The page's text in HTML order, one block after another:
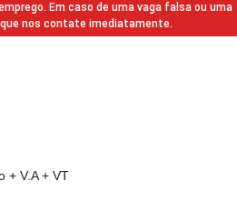
Em caso de uma vaga falsa ou uma
nos contate imediatamente.
+ V.A + VT